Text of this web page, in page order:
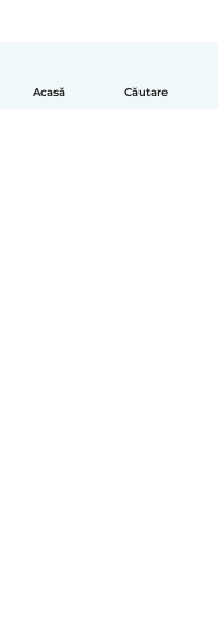
Acasă Căutare